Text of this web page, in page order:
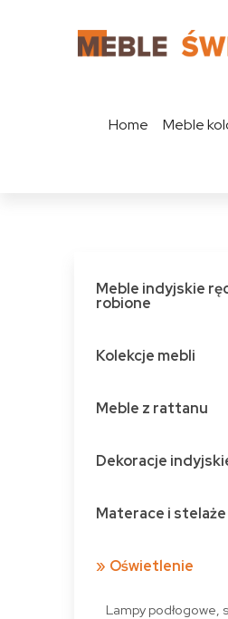
Home Meble
Meble indyjskie
robione
Kolekcje mebli
Meble z rattanu
Dekoracje
Materace i stelaże
Oświetlenie
Lampy podłogowe,